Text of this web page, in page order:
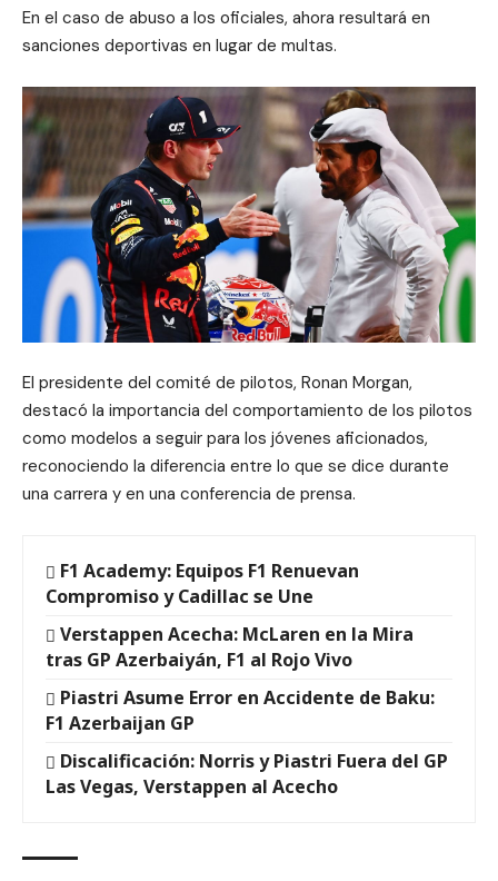
En el caso de abuso a los oficiales, ahora resultará en
sanciones deportivas en lugar de multas.
El presidente del comité de pilotos, Ronan Morgan,
destacó la importancia del comportamiento de los pilotos
como modelos a seguir para los jóvenes aficionados,
reconociendo la diferencia entre lo que se dice durante
una carrera y en una conferencia de prensa.
F1 Academy: Equipos F1 Renuevan
Compromiso y Cadillac se Une
Verstappen Acecha: McLaren en la Mira
tras GP Azerbaiyán, F1 al Rojo Vivo
Piastri Asume Error en Accidente de Baku:
F1 Azerbaijan GP
Discalificación: Norris y Piastri Fuera del GP
Las Vegas, Verstappen al Acecho